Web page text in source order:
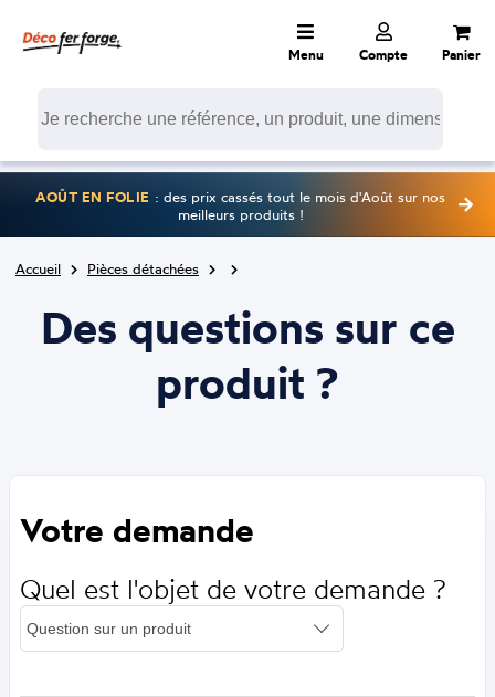
Menu Compte Panier
AOÛT EN FOLIE : des prix cassés tout le mois d'Août sur nos
meilleurs produits !
Accueil Pièces détachées
Des questions sur ce
produit ?
Votre demande
Quel est l'objet de votre demande ?